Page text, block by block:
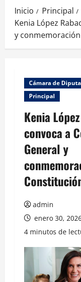
Inicio
Principal
Kenia López
y
Cámara de
Principal
Kenia
convoca a
General y
admin
enero 30,
4 minutos de